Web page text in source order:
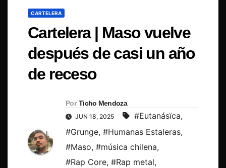
CARTELERA
Cartelera | Maso vuelve
después de casi un año
de receso
Por Ticho Mendoza
JUN 18, 2025 #Eutanásïca,
#Grunge, #Humanas Estaleras,
#Maso, #música chilena,
#Rap Core, #Rap metal,